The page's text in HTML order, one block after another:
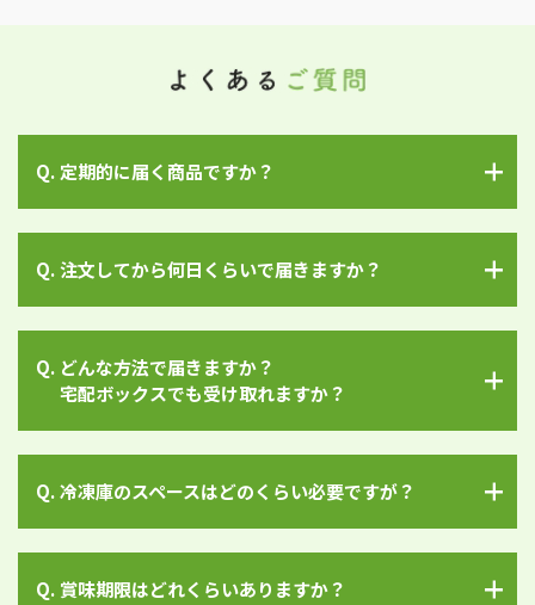
定期的に届く商品ですか？
注文してから何日くらいで届きますか？
どんな方法で届きますか？
宅配ボックスでも受け取れますか？
冷凍庫のスペースはどのくらい必要ですが？
賞味期限はどれくらいありますか？